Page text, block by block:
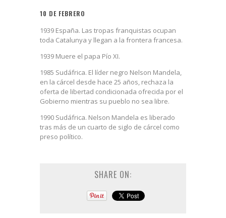
10 DE FEBRERO
1939 España. Las tropas franquistas ocupan
toda Catalunya y llegan a la frontera francesa.
1939 Muere el papa Pío XI.
1985 Sudáfrica. El líder negro Nelson Mandela,
en la cárcel desde hace 25 años, rechaza la
oferta de libertad condicionada ofrecida por el
Gobierno mientras su pueblo no sea libre.
1990 Sudáfrica. Nelson Mandela es liberado
tras más de un cuarto de siglo de cárcel como
preso político.
SHARE ON: